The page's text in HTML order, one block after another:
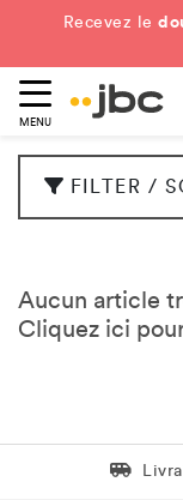
Recevez le
MENU
FILTER /
Aucun article
Cliquez ici